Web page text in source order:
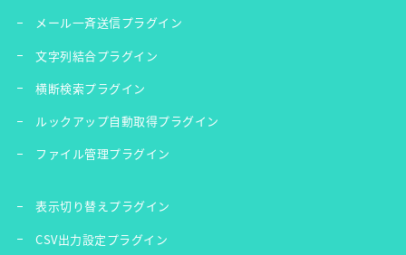
メール一斉送信プラグイン
文字列結合プラグイン
横断検索プラグイン
ルックアップ自動取得プラグイン
ファイル管理プラグイン
表示切り替えプラグイン
CSV出力設定プラグイン